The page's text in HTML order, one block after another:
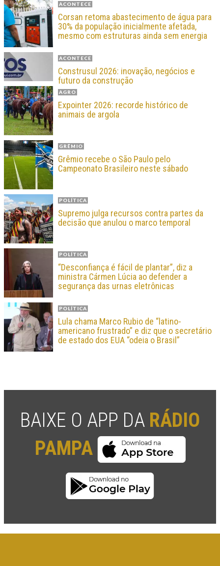
ACONTECE
Corsan retoma abastecimento de água para
30% da população inicialmente afetada,
mesmo com estruturas ainda sem energia
ACONTECE
Construsul 2026: inovação, negócios e
futuro da construção
AGRO
Expointer 2026: recorde histórico de
animais de argola
GRÊMIO
Grêmio recebe o São Paulo pelo
Campeonato Brasileiro neste sábado
POLÍTICA
Supremo julga recursos contra partes da
decisão que anulou o marco temporal
POLÍTICA
“Desconfiança é fácil de plantar”, diz a
ministra Cármen Lúcia ao defender a
segurança das urnas eletrônicas
POLÍTICA
Lula chama Marco Rubio de “latino-
americano frustrado” e diz que o secretário
de estado dos EUA “odeia o Brasil”
BAIXE O APP DA RÁDIO
PAMPA